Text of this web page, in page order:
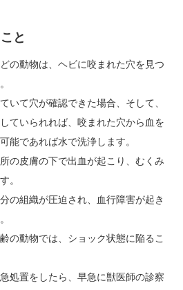
と
の動物は、ヘビに咬まれた穴を見つ
いて穴が確認できた場合、そして、
ていられれば、咬まれた穴から血を
能であれば水で洗浄します。
の皮膚の下で出血が起こり、むくみ
。
の組織が圧迫され、血行障害が起き
の動物では、ショック状態に陥るこ
処置をしたら、早急に獣医師の診察